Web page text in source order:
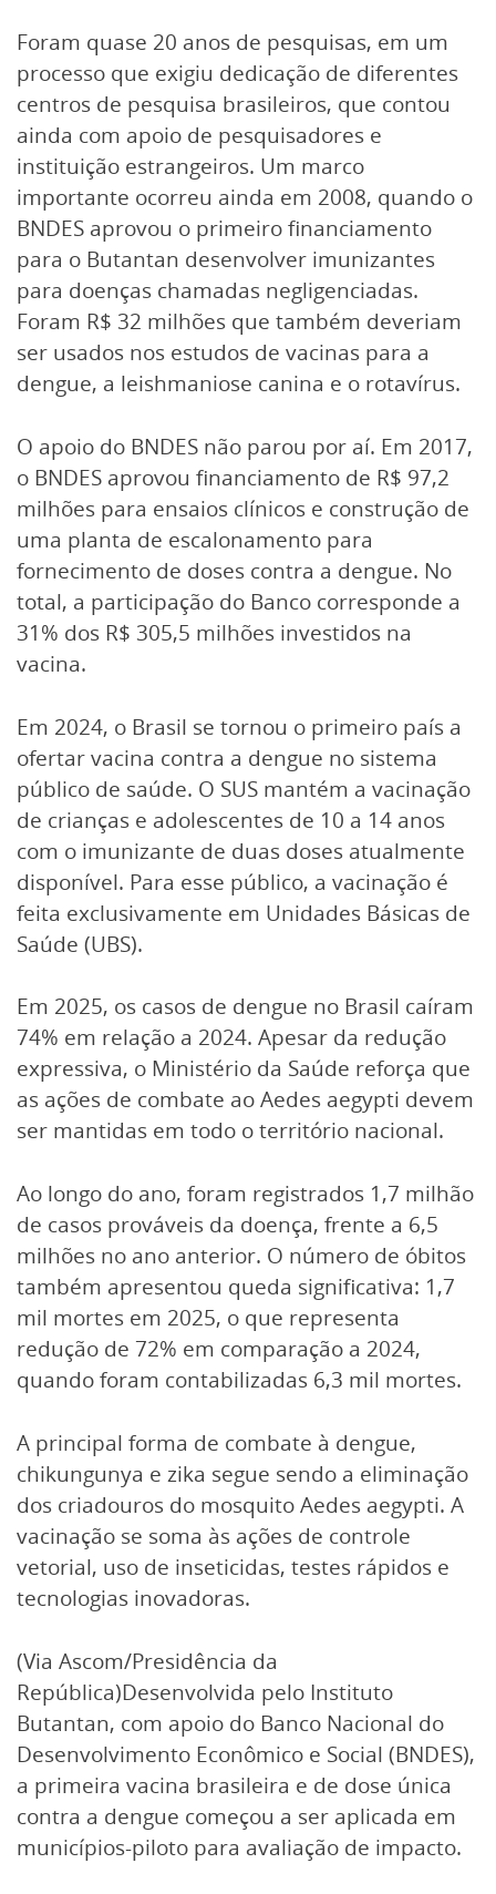
Foram quase 20 anos de pesquisas, em um
processo que exigiu dedicação de diferentes
centros de pesquisa brasileiros, que contou
ainda com apoio de pesquisadores e
instituição estrangeiros. Um marco
importante ocorreu ainda em 2008, quando o
BNDES aprovou o primeiro financiamento
para o Butantan desenvolver imunizantes
para doenças chamadas negligenciadas.
Foram R$ 32 milhões que também deveriam
ser usados nos estudos de vacinas para a
dengue, a leishmaniose canina e o rotavírus.
O apoio do BNDES não parou por aí. Em 2017,
o BNDES aprovou financiamento de R$ 97,2
milhões para ensaios clínicos e construção de
uma planta de escalonamento para
fornecimento de doses contra a dengue. No
total, a participação do Banco corresponde a
31% dos R$ 305,5 milhões investidos na
vacina.
Em 2024, o Brasil se tornou o primeiro país a
ofertar vacina contra a dengue no sistema
público de saúde. O SUS mantém a vacinação
de crianças e adolescentes de 10 a 14 anos
com o imunizante de duas doses atualmente
disponível. Para esse público, a vacinação é
feita exclusivamente em Unidades Básicas de
Saúde (UBS).
Em 2025, os casos de dengue no Brasil caíram
74% em relação a 2024. Apesar da redução
expressiva, o Ministério da Saúde reforça que
as ações de combate ao Aedes aegypti devem
ser mantidas em todo o território nacional.
Ao longo do ano, foram registrados 1,7 milhão
de casos prováveis da doença, frente a 6,5
milhões no ano anterior. O número de óbitos
também apresentou queda significativa: 1,7
mil mortes em 2025, o que representa
redução de 72% em comparação a 2024,
quando foram contabilizadas 6,3 mil mortes.
A principal forma de combate à dengue,
chikungunya e zika segue sendo a eliminação
dos criadouros do mosquito Aedes aegypti. A
vacinação se soma às ações de controle
vetorial, uso de inseticidas, testes rápidos e
tecnologias inovadoras.
(Via Ascom/Presidência da
República)Desenvolvida pelo Instituto
Butantan, com apoio do Banco Nacional do
Desenvolvimento Econômico e Social (BNDES),
a primeira vacina brasileira e de dose única
contra a dengue começou a ser aplicada em
municípios-piloto para avaliação de impacto.